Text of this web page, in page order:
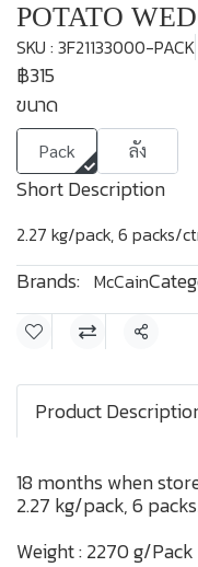
POTATO
SKU : 3F21133000-PACK
฿315
ขนาด
Pack ลัง
Short Description
2.27 kg/pack, 6 packs/
Brands: McCain
Share
Product
18 months when
2.27 kg/pack, 6
Weight : 2270 g/Pack